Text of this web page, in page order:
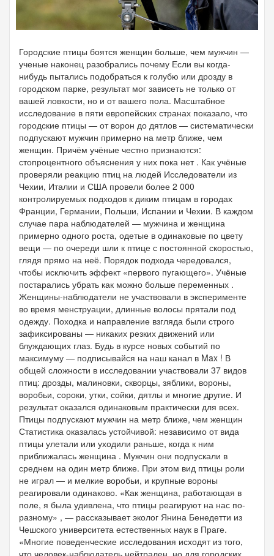
Городские птицы боятся женщин больше, чем мужчин —
ученые наконец разобрались почему Если вы когда-
нибудь пытались подобраться к голубю или дрозду в
городском парке, результат мог зависеть не только от
вашей ловкости, но и от вашего пола. Масштабное
исследование в пяти европейских странах показало, что
городские птицы — от ворон до дятлов — систематически
подпускают мужчин примерно на метр ближе, чем
женщин. Причём учёные честно признаются:
стопроцентного объяснения у них пока нет . Как учёные
проверяли реакцию птиц на людей Исследователи из
Чехии, Италии и США провели более 2 000
контролируемых подходов к диким птицам в городах
Франции, Германии, Польши, Испании и Чехии. В каждом
случае пара наблюдателей — мужчина и женщина
примерно одного роста, одетые в одинаковые по цвету
вещи — по очереди шли к птице с постоянной скоростью,
глядя прямо на неё. Порядок подхода чередовался,
чтобы исключить эффект «первого пугающего». Учёные
постарались убрать как можно больше переменных .
Женщины-наблюдатели не участвовали в эксперименте
во время менструации, длинные волосы прятали под
одежду. Походка и направление взгляда были строго
зафиксированы — никаких резких движений или
блуждающих глаз. Будь в курсе новых событий по
максимуму — подписывайся на наш канал в Max ! В
общей сложности в исследовании участвовали 37 видов
птиц: дрозды, малиновки, скворцы, зяблики, вороны,
воробьи, сороки, утки, сойки, дятлы и многие другие. И
результат оказался одинаковым практически для всех.
Птицы подпускают мужчин на метр ближе, чем женщин
Статистика оказалась устойчивой: независимо от вида
птицы улетали или уходили раньше, когда к ним
приближалась женщина . Мужчин они подпускали в
среднем на один метр ближе. При этом вид птицы роли
не играл — и мелкие воробьи, и крупные вороны
реагировали одинаково. «Как женщина, работающая в
поле, я была удивлена, что птицы реагируют на нас по-
разному» , — рассказывает эколог Янина Бенедетти из
Чешского университета естественных наук в Праге.
«Многие поведенческие исследования исходят из того,
что человек-наблюдатель нейтрален, но для городских